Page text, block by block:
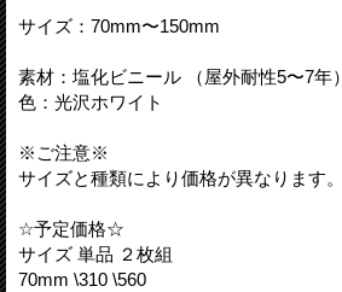
サイズ：70mm〜150mm
素材：塩化ビニール （屋外耐性5〜7年）
色：光沢ホワイト
※ご注意※
サイズと種類により価格が異なります。
☆予定価格☆
サイズ 単品 ２枚組
70mm \310 \560